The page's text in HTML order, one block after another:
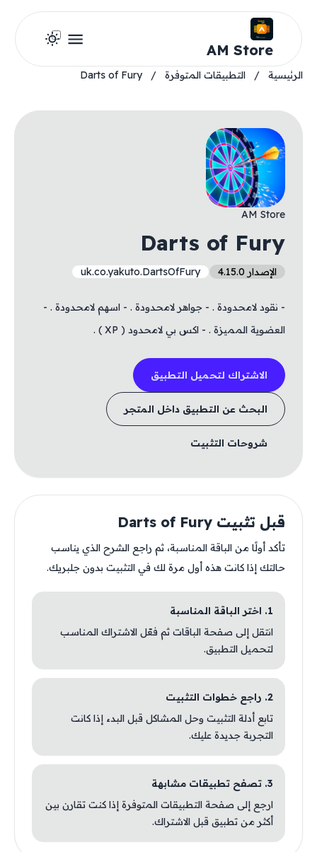
AM Store
الرئيسية / التطبيقات المتوفرة /
Darts of Fury
AM Store
Darts of Fury
الإصدار 4.15.0 uk.co.yakuto.DartsOfFury
- نقود لامحدودة . - جواهر لامحدودة . - اسهم لامحدودة . -
العضوية المميزة . - اكس بي لامحدود ( XP ) .
الاشتراك لتحميل التطبيق
البحث عن التطبيق داخل المتجر
شروحات التثبيت
قبل تثبيت Darts of Fury
تأكد أولًا من الباقة المناسبة، ثم راجع الشرح الذي يناسب
حالتك إذا كانت هذه أول مرة لك في التثبيت بدون جلبريك.
1. اختر الباقة المناسبة
انتقل إلى صفحة الباقات ثم فعّل الاشتراك المناسب
لتحميل التطبيق.
2. راجع خطوات التثبيت
تابع أدلة التثبيت وحل المشاكل قبل البدء إذا كانت
التجربة جديدة عليك.
3. تصفح تطبيقات مشابهة
ارجع إلى صفحة التطبيقات المتوفرة إذا كنت تقارن بين
أكثر من تطبيق قبل الاشتراك.